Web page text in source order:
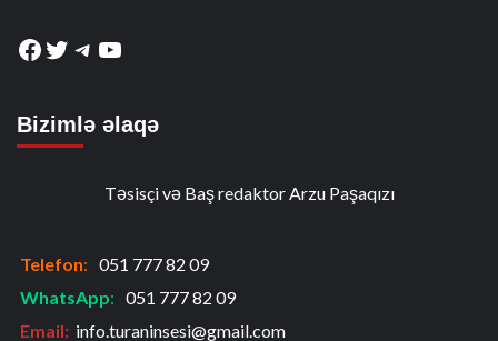
Facebook
Twitter
Telegram
YouTube
Bizimlə əlaqə
Təsisçi və Baş redaktor Arzu Paşaqızı
Telefon: 051 777 82 09
WhatsApp: 051 777 82 09
Email: info.turaninsesi@gmail.com